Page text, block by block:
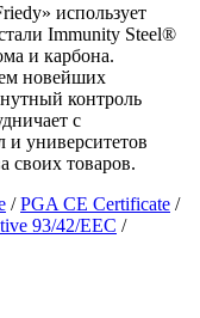
использует
Immunity Steel®
и карбона.
новейших
контроль
с
и университетов
своих товаров.
/PGA CE Certificate /
93/42/EEC /